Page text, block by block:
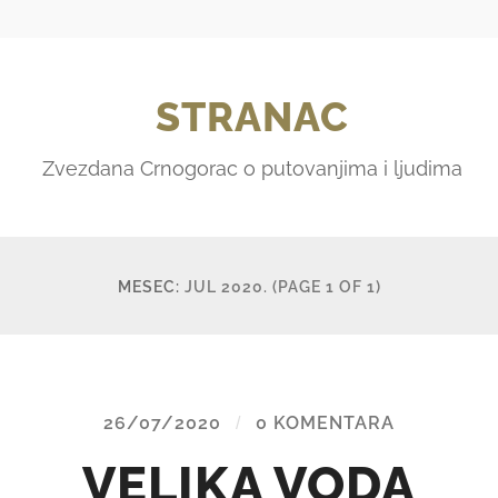
STRANAC
Zvezdana Crnogorac o putovanjima i ljudima
MESEC: JUL 2020. (PAGE 1 OF 1)
26/07/2020 / 0 KOMENTARA
VELIKA VODA